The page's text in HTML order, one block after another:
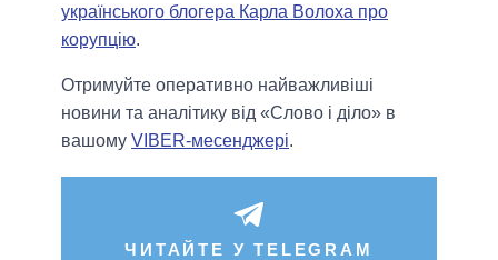
українського блогера Карла Волоха про
корупцію.
Отримуйте оперативно найважливіші
новини та аналітику від «Слово і діло» в
вашому VIBER-месенджері.
ЧИТАЙТЕ У TELEGRAM